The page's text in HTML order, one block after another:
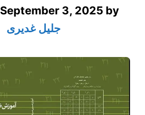
September 3, 2025 by
جلیل غدیری